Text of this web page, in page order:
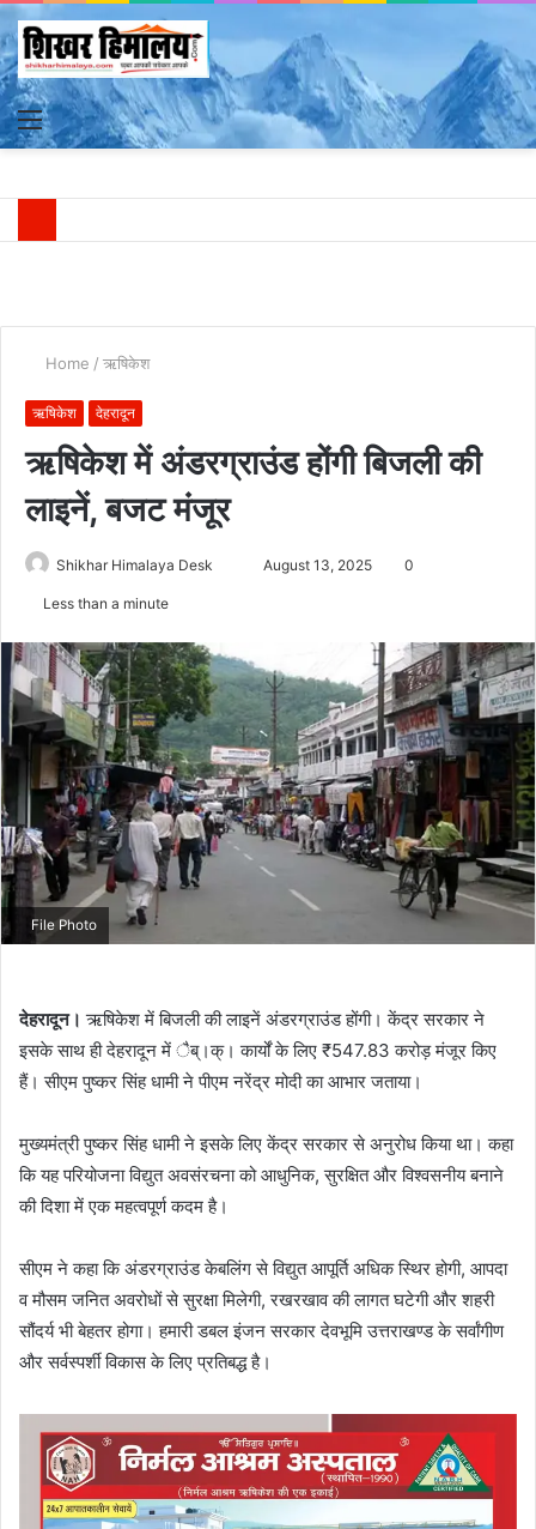
Menu
Home / ऋषिकेश
ऋषिकेश देहरादून
ऋषिकेश में अंडरग्राउंड होंगी बिजली की
लाइनें, बजट मंजूर
Shikhar Himalaya Desk
SendAugust 13, 2025 0
Less than a minute
File Photo
देहरादून। ऋषिकेश में बिजली की लाइनें अंडरग्राउंड होंगी। केंद्र सरकार ने
इसके साथ ही देहरादून में ैब्।क्। कार्यों के लिए ₹547.83 करोड़ मंजूर किए
हैं। सीएम पुष्कर सिंह धामी ने पीएम नरेंद्र मोदी का आभार जताया।
मुख्यमंत्री पुष्कर सिंह धामी ने इसके लिए केंद्र सरकार से अनुरोध किया था। कहा
कि यह परियोजना विद्युत अवसंरचना को आधुनिक, सुरक्षित और विश्वसनीय बनाने
की दिशा में एक महत्वपूर्ण कदम है।
सीएम ने कहा कि अंडरग्राउंड केबलिंग से विद्युत आपूर्ति अधिक स्थिर होगी, आपदा
व मौसम जनित अवरोधों से सुरक्षा मिलेगी, रखरखाव की लागत घटेगी और शहरी
सौंदर्य भी बेहतर होगा। हमारी डबल इंजन सरकार देवभूमि उत्तराखण्ड के सर्वांगीण
और सर्वस्पर्शी विकास के लिए प्रतिबद्ध है।